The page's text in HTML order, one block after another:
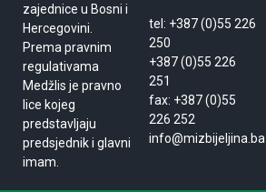
zajednice u Bosni i
Hercegovini.
Prema pravnim
regulativama
Medžlis je pravno
lice kojeg
predstavljaju
predsjednik i glavni
imam.
tel: +387 (0)55 226
250
+387 (0)55 226
251
fax: +387 (0)55
226 252
info@mizbijeljina.ba